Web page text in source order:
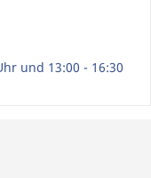
und 13:00 - 16:30